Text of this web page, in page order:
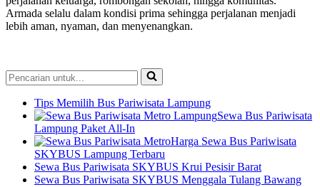
Armada selalu dalam kondisi prima sehingga perjalanan menjadi
lebih aman, nyaman, dan menyenangkan.
Pencarian
untuk...
Tips Memilih Bus Pariwisata Lampung
Sewa Bus Pariwisata
Lampung Paket All-In
Harga Sewa Bus Pariwisata
SKYBUS Lampung Terbaru
Sewa Bus Pariwisata SKYBUS Krui Pesisir Barat
Sewa Bus Pariwisata SKYBUS Menggala Tulang Bawang